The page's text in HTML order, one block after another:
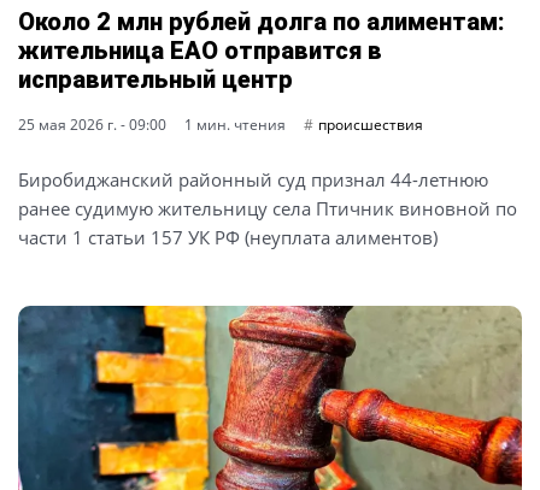
Около 2 млн рублей долга по алиментам:
жительница ЕАО отправится в
исправительный центр
25 мая 2026 г. - 09:00 1 мин. чтения происшествия
Биробиджанский районный суд признал 44-летнюю
ранее судимую жительницу села Птичник виновной по
части 1 статьи 157 УК РФ (неуплата алиментов)